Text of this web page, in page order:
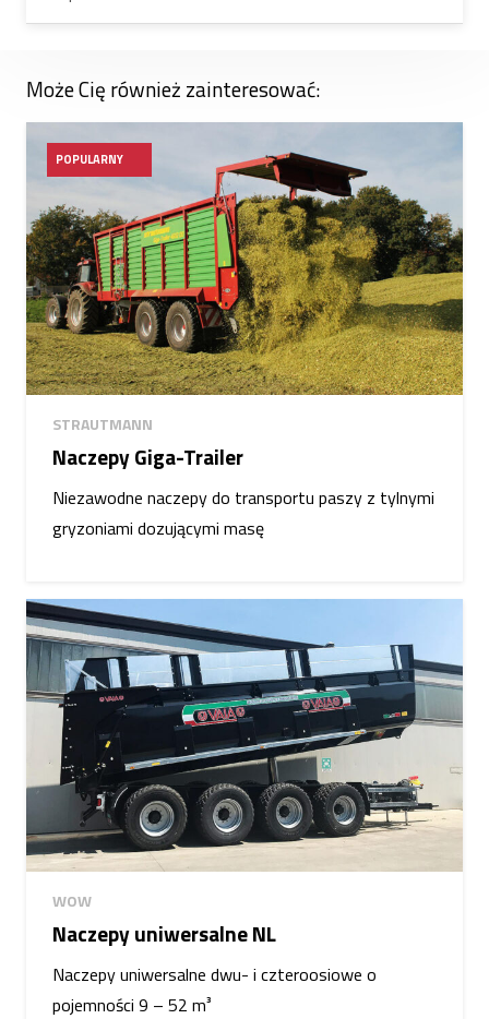
Może Cię również zainteresować:
POPULARNY
STRAUTMANN
Naczepy Giga-Trailer
Niezawodne naczepy do transportu paszy z tylnymi
gryzoniami dozującymi masę
WOW
Naczepy uniwersalne NL
Naczepy uniwersalne dwu- i czteroosiowe o
pojemności 9 – 52 m³